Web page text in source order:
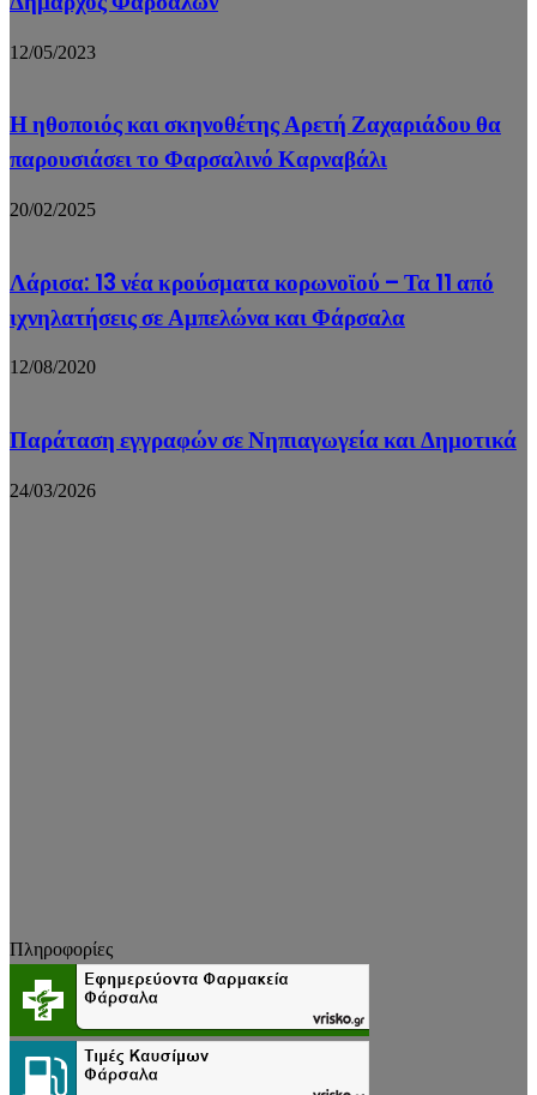
12/05/2023
Η ηθοποιός και σκηνοθέτης Αρετή Ζαχαριάδου θα
παρουσιάσει το Φαρσαλινό Καρναβάλι
20/02/2025
Λάρισα: 13 νέα κρούσματα κορωνοϊού – Τα 11 από
ιχνηλατήσεις σε Αμπελώνα και Φάρσαλα
12/08/2020
Παράταση εγγραφών σε Νηπιαγωγεία και Δημοτικά
24/03/2026
Πληροφορίες